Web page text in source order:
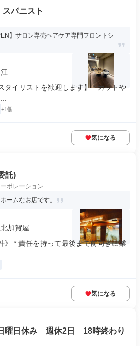
パニスト
】サロン専売ヘアケア専門フロントシ
タイリストを歓迎します】 * カットや
+1個
気になる
託)
ポレーション
ームなお店です。
加賀屋
》 * 責任を持って最後まで前向きに業
気になる
曜日休み 週休2日 18時終わり